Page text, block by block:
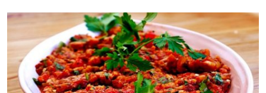
Gıda Sözlüğü & Nedir?
Yemek Tarifleri & Menüler